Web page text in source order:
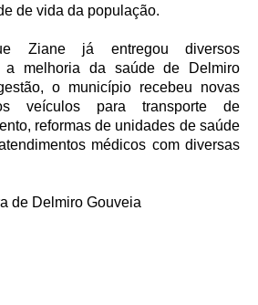
de vida da população.
Ziane já entregou diversos
a melhoria da saúde de Delmiro
o município recebeu novas
veículos para transporte de
reformas de unidades de saúde
médicos com diversas
de Delmiro Gouveia